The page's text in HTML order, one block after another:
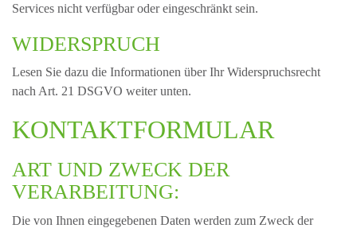
Services nicht verfügbar oder eingeschränkt sein.
WIDERSPRUCH
Lesen Sie dazu die Informationen über Ihr Widerspruchsrecht
nach Art. 21 DSGVO weiter unten.
KONTAKTFORMULAR
ART UND ZWECK DER
VERARBEITUNG:
Die von Ihnen eingegebenen Daten werden zum Zweck der